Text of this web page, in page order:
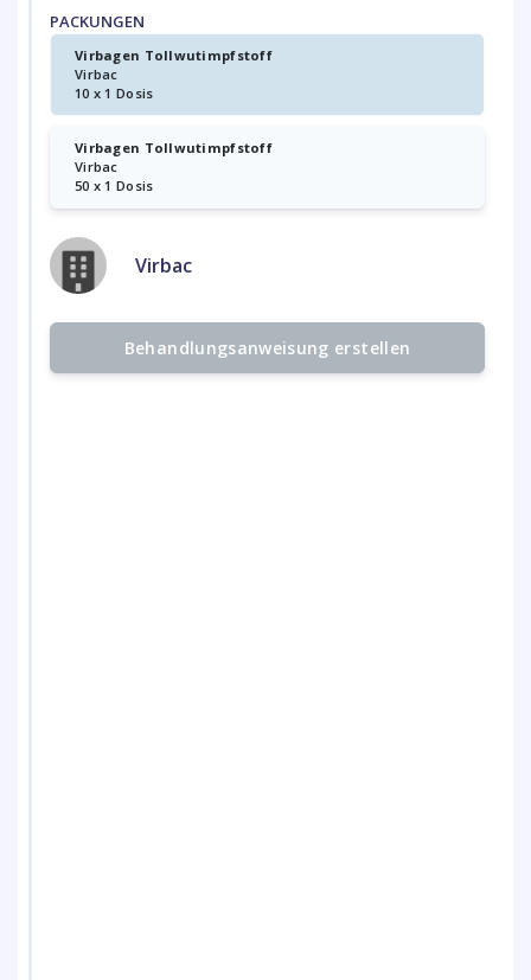
PACKUNGEN
Virbagen Tollwutimpfstoff
Virbac
10 x 1 Dosis
Virbagen Tollwutimpfstoff
Virbac
50 x 1 Dosis
Virbac
Behandlungsanweisung erstellen